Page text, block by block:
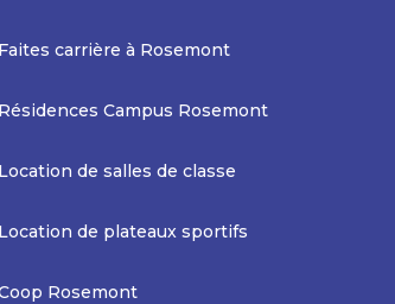
Faites carrière à Rosemont
Résidences Campus Rosemont
Location de salles de classe
Location de plateaux sportifs
Rosemont